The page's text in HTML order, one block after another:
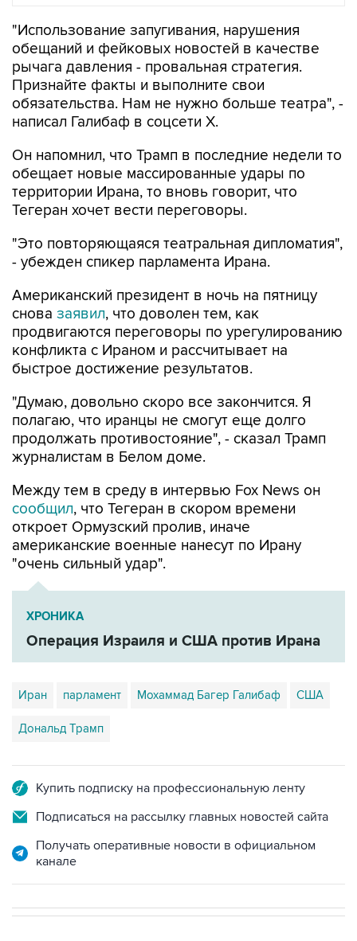
"Использование запугивания, нарушения
обещаний и фейковых новостей в качестве
рычага давления - провальная стратегия.
Признайте факты и выполните свои
обязательства. Нам не нужно больше театра", -
написал Галибаф в соцсети X.
Он напомнил, что Трамп в последние недели то
обещает новые массированные удары по
территории Ирана, то вновь говорит, что
Тегеран хочет вести переговоры.
"Это повторяющаяся театральная дипломатия",
- убежден спикер парламента Ирана.
Американский президент в ночь на пятницу
снова заявил, что доволен тем, как
продвигаются переговоры по урегулированию
конфликта с Ираном и рассчитывает на
быстрое достижение результатов.
"Думаю, довольно скоро все закончится. Я
полагаю, что иранцы не смогут еще долго
продолжать противостояние", - сказал Трамп
журналистам в Белом доме.
Между тем в среду в интервью Fox News он
сообщил, что Тегеран в скором времени
откроет Ормузский пролив, иначе
американские военные нанесут по Ирану
"очень сильный удар".
ХРОНИКА
Операция Израиля и США против Ирана
Иран парламент Мохаммад Багер Галибаф США
Дональд Трамп
Купить подписку на профессиональную ленту
Подписаться на рассылку главных новостей сайта
Получать оперативные новости в официальном
канале